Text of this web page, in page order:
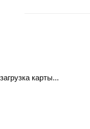
загрузка карты...